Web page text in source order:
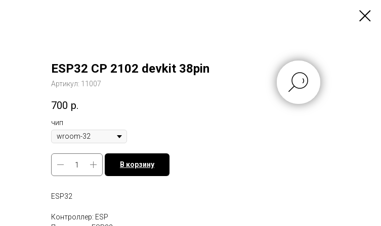
ESP32 CP 2102 devkit 38pin
Артикул: 11007
700 р.
чип
В корзину
ESP32
Контроллер: ESP